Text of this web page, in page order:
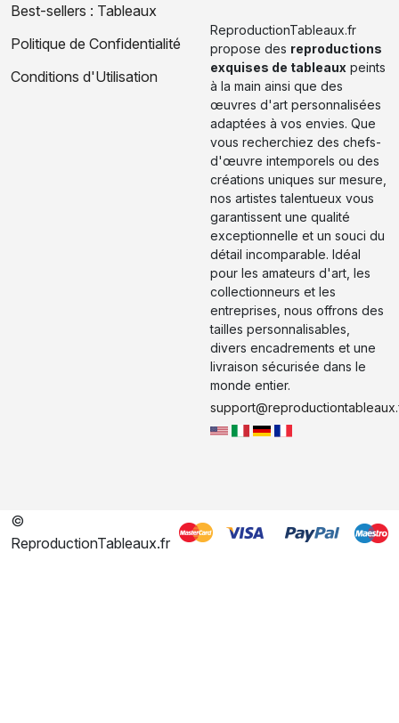
Best-sellers : Tableaux
Politique de Confidentialité
Conditions d'Utilisation
ReproductionTableaux.fr
propose des reproductions
exquises de tableaux peints
à la main ainsi que des
œuvres d'art personnalisées
adaptées à vos envies. Que
vous recherchiez des chefs-
d'œuvre intemporels ou des
créations uniques sur mesure,
nos artistes talentueux vous
garantissent une qualité
exceptionnelle et un souci du
détail incomparable. Idéal
pour les amateurs d'art, les
collectionneurs et les
entreprises, nous offrons des
tailles personnalisables,
divers encadrements et une
livraison sécurisée dans le
monde entier.
©
ReproductionTableaux.fr